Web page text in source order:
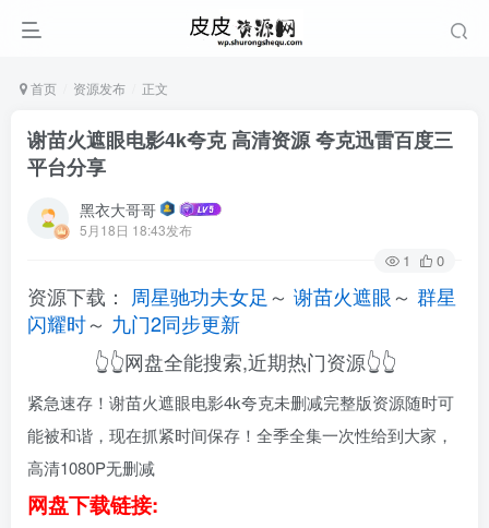
首页 资源发布 正文
谢苗火遮眼电影4k夸克 高清资源 夸克迅雷百度三
平台分享
黑衣大哥哥
5月18日 18:43发布
1 0
资源下载： 周星驰功夫女足 ～ 谢苗火遮眼～ 群星
闪耀时～ 九门2同步更新
👆👆网盘全能搜索,近期热门资源👆👆
紧急速存！谢苗火遮眼电影4k夸克未删减完整版资源随时可
能被和谐，现在抓紧时间保存！全季全集一次性给到大家，
高清1080P无删减
网盘下载链接: